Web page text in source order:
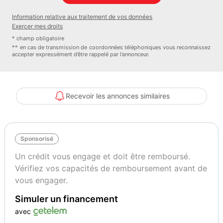
- ABS
- ESP
- AIRBAGS
- Connexion SOS
- Carte grise possible sur place
- Véhicule garantie boite et moteur
Garage SIM AUTO
36 RUE FERDINAND BUISSON
42300 ROANNE
*Ouverture du Lundi au Vendredi 9h-12h/14h-18h et le Samedi 9h-
Couleur
Gris clair
Vignette Crit’Air
1
Information relative aux traitement de vos données
Exercer mes droits
* champ obligatoire
** en cas de transmission de coordonnées téléphoniques vous reconnaissez
accepter expressément d’être rappelé par l’annonceur.
Recevoir les annonces similaires
Sponsorisé
Un crédit vous engage et doit être remboursé.
Vérifiez vos capacités de remboursement avant de
vous engager.
Simuler un financement
avec